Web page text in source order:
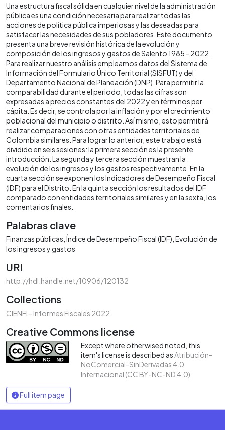
Una estructura fiscal sólida en cualquier nivel de la administración
pública es una condición necesaria para realizar todas las
acciones de política pública imperiosas y las deseadas para
satisfacer las necesidades de sus pobladores. Este documento
presenta una breve revisión histórica de la evolución y
composición de los ingresos y gastos de Salento 1985 - 2022.
Para realizar nuestro análisis empleamos datos del Sistema de
Información del Formulario Único Territorial (SISFUT) y del
Departamento Nacional de Planeación (DNP). Para permitir la
comparabilidad durante el periodo, todas las cifras son
expresadas a precios constantes del 2022 y en términos per
cápita. Es decir, se controla por la inflación y por el crecimiento
poblacional del municipio o distrito. Así mismo, esto permitirá
realizar comparaciones con otras entidades territoriales de
Colombia similares. Para lograr lo anterior, este trabajo está
dividido en seis sesiones: la primera sección es la presente
introducción. La segunda y tercera sección muestran la
evolución de los ingresos y los gastos respectivamente. En la
cuarta sección se exponen los Indicadores de Desempeño Fiscal
(IDF) para el Distrito. En la quinta sección los resultados del IDF
comparado con entidades territoriales similares y en la sexta, los
comentarios finales.
Palabras clave
Finanzas públicas Índice de Desempeño Fiscal (IDF) Evolución de
los ingresos y gastos
URI
http://hdl.handle.net/10906/120132
Collections
CIENFI - Informes Fiscales 2022
Creative Commons license
Except where otherwised noted, this
item's license is described asAtribución-
NoComercial-SinDerivadas 4.0
Internacional (CC BY-NC-ND 4.0)
Full item page